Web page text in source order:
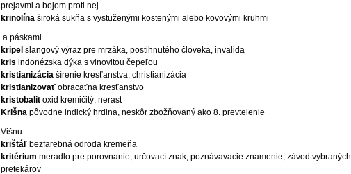
prejavmi a bojom proti nej
krinolína široká sukňa s vystuženými kostenými alebo kovovými kruhmi
a páskami
kripel slangový výraz pre mrzáka, postihnutého človeka, invalida
kris indonézska dýka s vlnovitou čepeľou
kristianizácia šírenie kresťanstva, christianizácia
kristianizovať obracaťna kresťanstvo
kristobalit oxid kremičitý, nerast
Krišna pôvodne indický hrdina, neskôr zbožňovaný ako 8. prevtelenie
Višnu
krištáľ bezfarebná odroda kremeňa
kritérium meradlo pre porovnanie, určovací znak, poznávavacie znamenie; závod vybraných
pretekárov